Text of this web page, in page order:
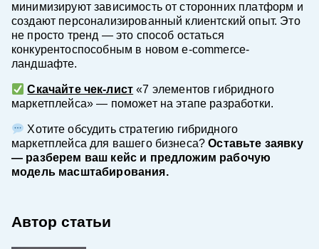
минимизируют зависимость от сторонних платформ и
создают персонализированный клиентский опыт. Это
не просто тренд — это способ остаться
конкурентоспособным в новом e-commerce-
ландшафте.
Скачайте чек-лист «7 элементов гибридного
маркетплейса» — поможет на этапе разработки.
Хотите обсудить стратегию гибридного
маркетплейса для вашего бизнеса?Оставьте заявку
— разберем ваш кейс и предложим рабочую
модель масштабирования.
Автор статьи